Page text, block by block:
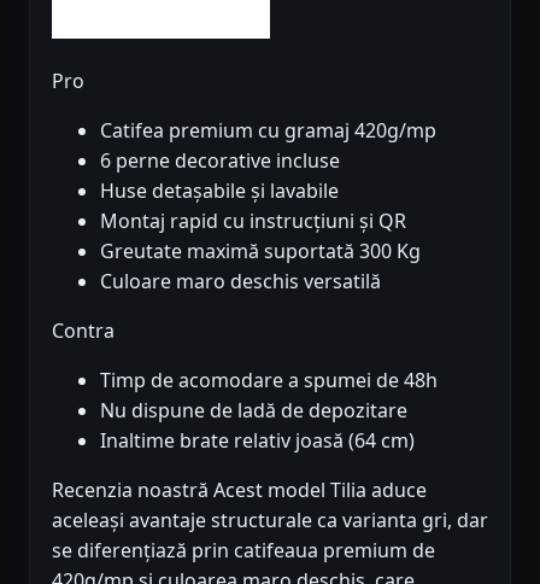
Pro
Catifea premium cu gramaj 420g/mp
6 perne decorative incluse
Huse detașabile și lavabile
Montaj rapid cu instrucțiuni și QR
Greutate maximă suportată 300 Kg
Culoare maro deschis versatilă
Contra
Timp de acomodare a spumei de 48h
Nu dispune de ladă de depozitare
Inaltime brate relativ joasă (64 cm)
Recenzia noastră Acest model Tilia aduce
aceleași avantaje structurale ca varianta gri, dar
se diferențiază prin catifeaua premium de